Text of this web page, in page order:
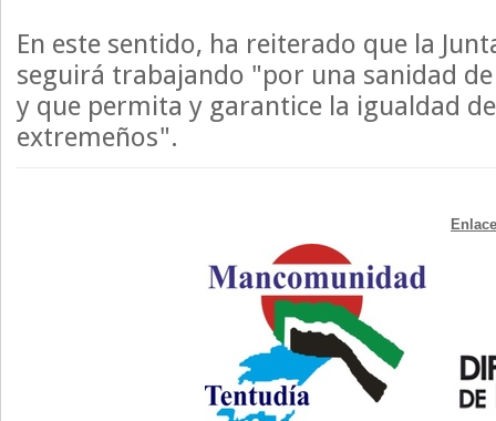
En este sentido, ha reiterado que la
seguirá trabajando "por una sanidad
y que permita y garantice la igualdad
extremeños".